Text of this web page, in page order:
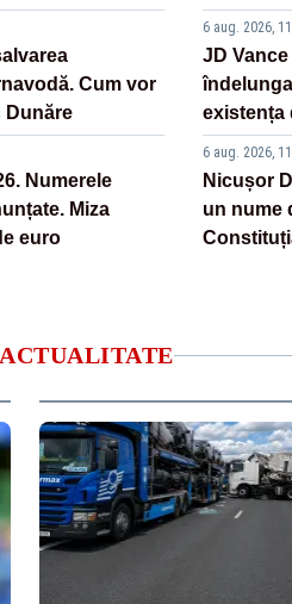
Cum vor
Dunăre
Numerele
Miza
euro
6 aug. 2026,
JD
existența
6 aug. 2026,
Nicușor
un nume
ACTUALITATE